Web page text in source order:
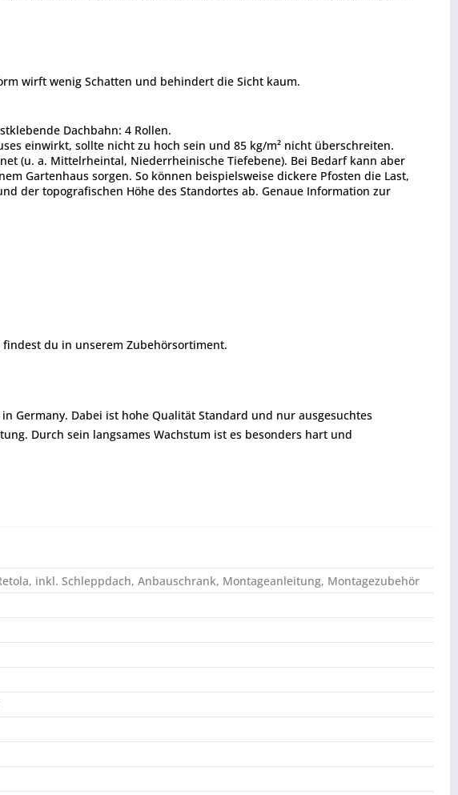
wirft wenig Schatten und behindert die Sicht kaum.
Dachbahn: 4 Rollen.
einwirkt, sollte nicht zu hoch sein und 85 kg/m² nicht überschreiten.
(u. a. Mittelrheintal, Niederrheinische Tiefebene). Bei Bedarf kann aber
Gartenhaus sorgen. So können beispielsweise dickere Pfosten die Last,
der topografischen Höhe des Standortes ab. Genaue Information zur
findest du in unserem Zubehörsortiment.
Germany. Dabei ist hohe Qualität Standard und nur ausgesuchtes
Durch sein langsames Wachstum ist es besonders hart und
inkl. Schleppdach, Anbauschrank, Montageanleitung, Montagezubehör